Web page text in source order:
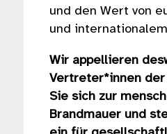
und den Wert von
und
Wir appellieren
Vertreter*innen der
Sie sich zur
Brandmauer und